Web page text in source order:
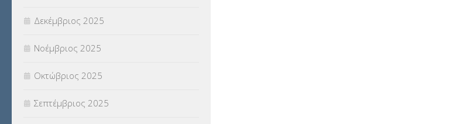
Δεκέμβριος 2025
Νοέμβριος 2025
Οκτώβριος 2025
Σεπτέμβριος 2025